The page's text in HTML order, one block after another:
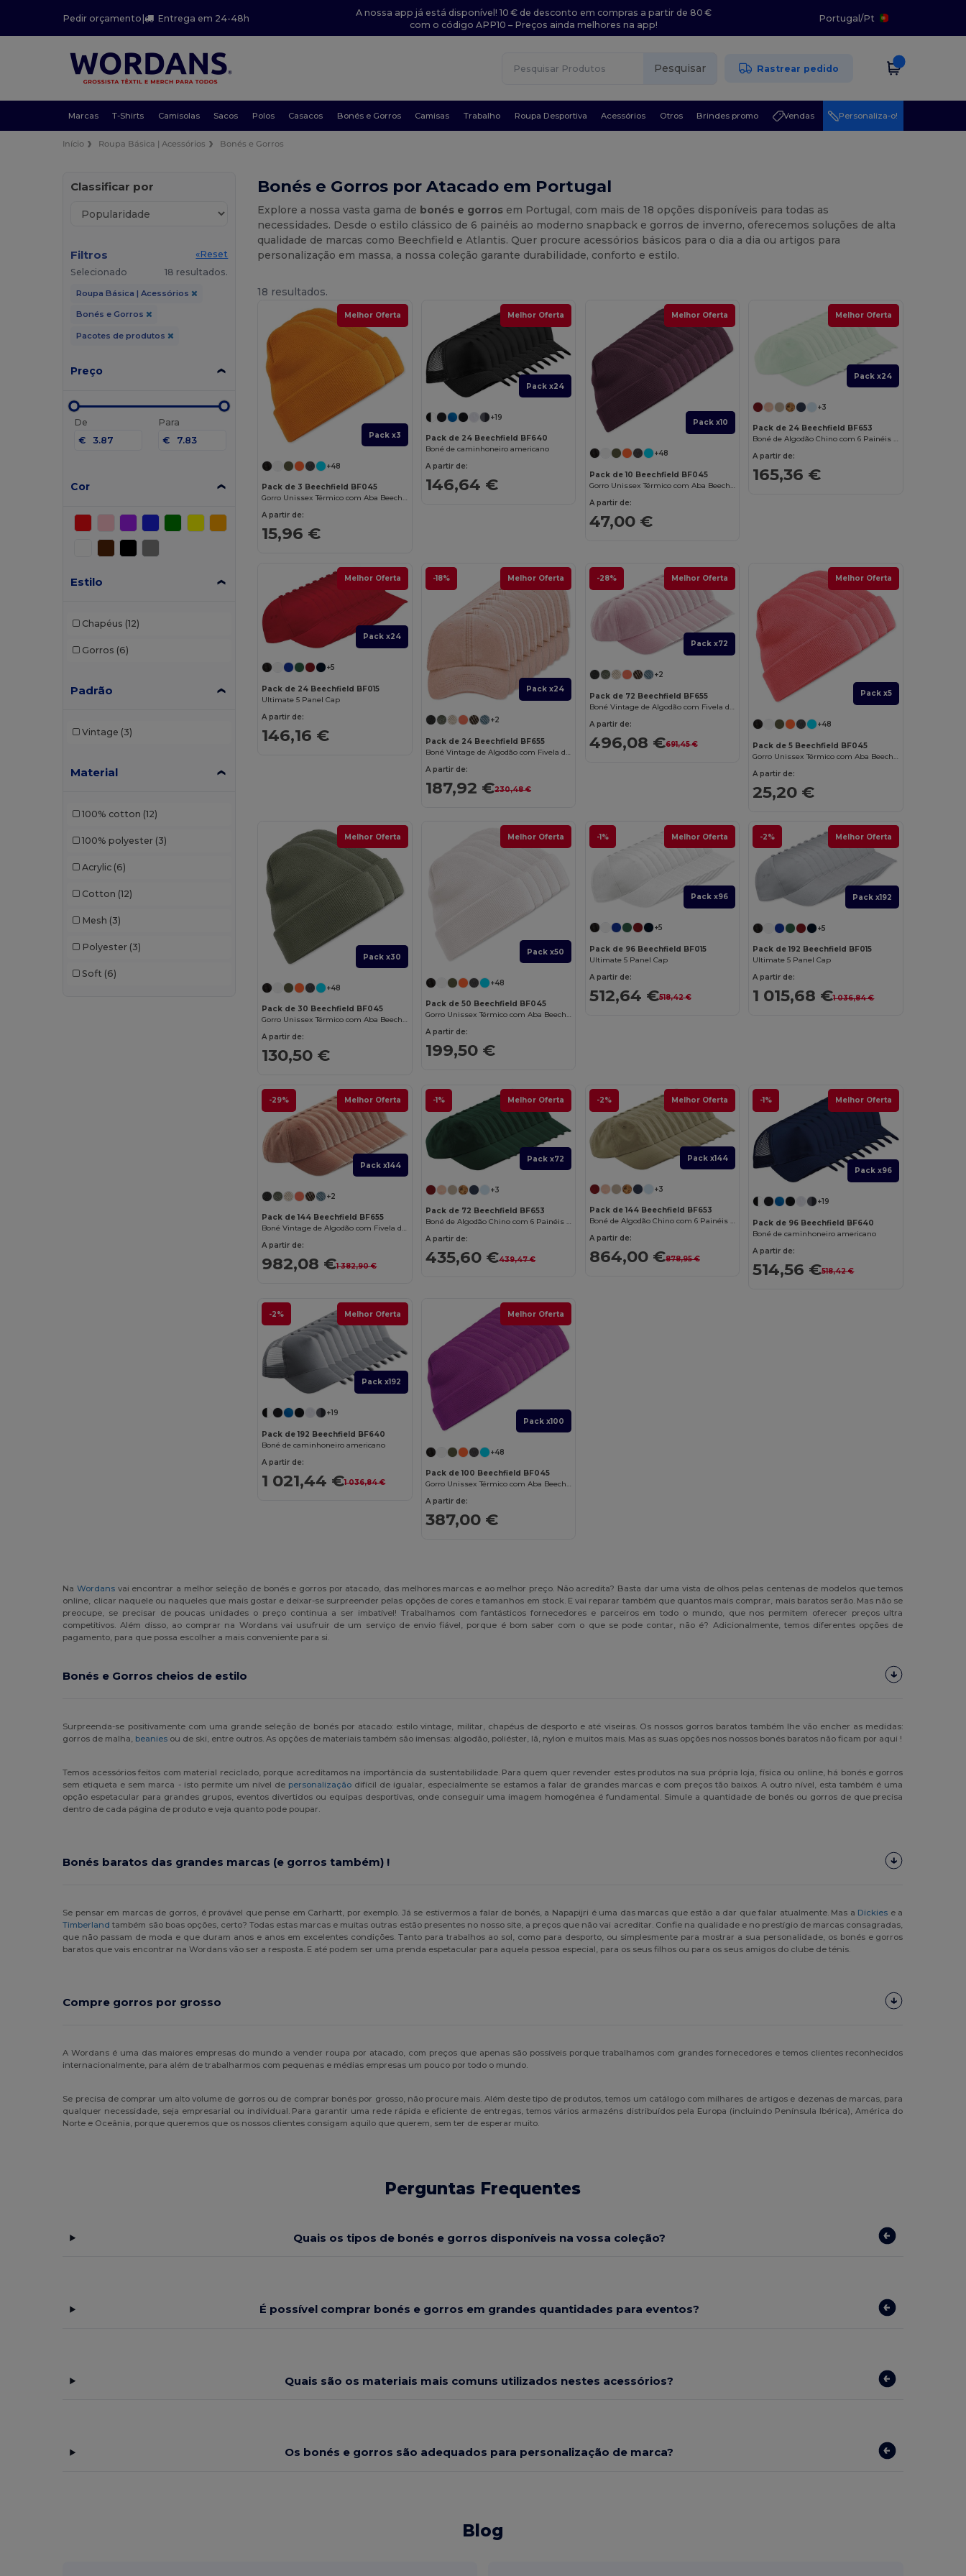
Pedir orçamento| Entrega em 24-48h
A nossa app já está disponível! 10 € de desconto em compras a partir de 80 €
com o código APP10 – Preços ainda melhores na app!
Portugal/Pt
Pesquisar Rastrear pedido
Marcas T-Shirts Camisolas Sacos Polos Casacos Bonés e Gorros Camisas Trabalho Roupa Desportiva Acessórios Otros Brindes promo Vendas Personaliza-o!
Início Roupa Básica | Acessórios Bonés e Gorros
Classificar por
Filtros
«Reset
Selecionado
18 resultados.
Roupa Básica | Acessórios
Bonés e Gorros
Pacotes de produtos
Preço
De
€
Para
€
Cor
Estilo
Chapéus (12)
Gorros (6)
Padrão
Vintage (3)
Material
100% cotton (12)
100% polyester (3)
Acrylic (6)
Cotton (12)
Mesh (3)
Polyester (3)
Soft (6)
Bonés e Gorros por Atacado em Portugal
Explore a nossa vasta gama de bonés e gorros em Portugal, com mais de 18 opções disponíveis para todas as
necessidades. Desde o estilo clássico de 6 painéis ao moderno snapback e gorros de inverno, oferecemos soluções de alta
qualidade de marcas como Beechfield e Atlantis. Quer procure acessórios básicos para o dia a dia ou artigos para
personalização em massa, a nossa coleção garante durabilidade, conforto e estilo.
18 resultados.
Melhor Oferta
Pack x3
+48
Pack de 3 Beechfield BF045
Gorro Unissex Térmico com Aba Beechfield
A partir de:
15,96 €
Melhor Oferta
Pack x24
+19
Pack de 24 Beechfield BF640
Boné de caminhoneiro americano
A partir de:
146,64 €
Melhor Oferta
Pack x10
+48
Pack de 10 Beechfield BF045
A partir de:
47,00 €
Melhor Oferta
Pack x24
+3
Pack de 24 Beechfield BF653
Boné de Algodão Chino com 6 Painéis e Ajuste Metálico
A partir de:
165,36 €
Melhor Oferta
Pack x24
+5
Pack de 24 Beechfield BF015
Ultimate 5 Panel Cap
A partir de:
146,16 €
-18% Melhor Oferta
Pack x24
+2
Pack de 24 Beechfield BF655
A partir de:
187,92 €230,48 €
-28% Melhor Oferta
Pack x72
+2
Pack de 72 Beechfield BF655
Boné Vintage de Algodão com Fivela de Latão
A partir de:
496,08 €691,45 €
Melhor Oferta
Pack x5
+48
Pack de 5 Beechfield BF045
Gorro Unissex Térmico com Aba Beechfield
A partir de:
25,20 €
Melhor Oferta
Pack x30
+48
Pack de 30 Beechfield BF045
Gorro Unissex Térmico com Aba Beechfield
A partir de:
130,50 €
Melhor Oferta
Pack x50
+48
Pack de 50 Beechfield BF045
Gorro Unissex Térmico com Aba Beechfield
A partir de:
199,50 €
-1% Melhor Oferta
Pack x96
+5
Pack de 96 Beechfield BF015
Ultimate 5 Panel Cap
A partir de:
512,64 €518,42 €
-2% Melhor Oferta
Pack x192
+5
Pack de 192 Beechfield BF015
Ultimate 5 Panel Cap
A partir de:
1 015,68 €1 036,84 €
-29% Melhor Oferta
Pack x144
+2
Pack de 144 Beechfield BF655
Boné Vintage de Algodão com Fivela de Latão
A partir de:
982,08 €1 382,90 €
-1% Melhor Oferta
Pack x72
+3
Pack de 72 Beechfield BF653
Boné de Algodão Chino com 6 Painéis e Ajuste Metálico
A partir de:
435,60 €439,47 €
-2% Melhor Oferta
Pack x144
+3
Pack de 144 Beechfield BF653
Boné de Algodão Chino com 6 Painéis e Ajuste Metálico
A partir de:
864,00 €878,95 €
-1% Melhor Oferta
Pack x96
+19
Pack de 96 Beechfield BF640
Boné de caminhoneiro americano
A partir de:
514,56 €518,42 €
-2% Melhor Oferta
Pack x192
+19
Pack de 192 Beechfield BF640
Boné de caminhoneiro americano
A partir de:
1 021,44 €1 036,84 €
Melhor Oferta
Pack x100
+48
Pack de 100 Beechfield BF045
Gorro Unissex Térmico com Aba Beechfield
A partir de:
387,00 €
NaWordans vai encontrar a melhor seleção de bonés e gorros por atacado, das melhores marcas e ao melhor preço. Não acredita? Basta dar uma vista de olhos pelas centenas de modelos que temos
online, clicar naquele ou naqueles que mais gostar e deixar-se surpreender pelas opções de cores e tamanhos em stock. E vai reparar também que quantos mais comprar, mais baratos serão. Mas não se
preocupe, se precisar de poucas unidades o preço continua a ser imbatível! Trabalhamos com fantásticos fornecedores e parceiros em todo o mundo, que nos permitem oferecer preços ultra
competitivos. Além disso, ao comprar na Wordans vai usufruir de um serviço de envio fiável, porque é bom saber com o que se pode contar, não é? Adicionalmente, temos diferentes opções de
pagamento, para que possa escolher a mais conveniente para si.
Bonés e Gorros cheios de estilo
Surpreenda-se positivamente com uma grande seleção de bonés por atacado: estilo vintage, militar, chapéus de desporto e até viseiras. Os nossos gorros baratos também lhe vão encher as medidas:
gorros de malha, beanies ou de ski, entre outros. As opções de materiais também são imensas: algodão, poliéster, lã, nylon e muitos mais. Mas as suas opções nos nossos bonés baratos não ficam por aqui !
Temos acessórios feitos com material reciclado, porque acreditamos na importância da sustentabilidade. Para quem quer revender estes produtos na sua própria loja, física ou online, há bonés e gorros
sem etiqueta e sem marca - isto permite um nível de personalizaçãodifícil de igualar, especialmente se estamos a falar de grandes marcas e com preços tão baixos. A outro nível, esta também é uma
opção espetacular para grandes grupos, eventos divertidos ou equipas desportivas, onde conseguir uma imagem homogénea é fundamental. Simule a quantidade de bonés ou gorros de que precisa
dentro de cada página de produto e veja quanto pode poupar.
Bonés baratos das grandes marcas (e gorros também) !
Se pensar em marcas de gorros, é provável que pense em Carhartt, por exemplo. Já se estivermos a falar de bonés, a Napapijri é uma das marcas que estão a dar que falar atualmente. Mas a Dickies e a
Timberland também são boas opções, certo? Todas estas marcas e muitas outras estão presentes no nosso site, a preços que não vai acreditar. Confie na qualidade e no prestígio de marcas consagradas,
que não passam de moda e que duram anos e anos em excelentes condições. Tanto para trabalhos ao sol, como para desporto, ou simplesmente para mostrar a sua personalidade, os bonés e gorros
baratos que vais encontrar na Wordans vão ser a resposta. E até podem ser uma prenda espetacular para aquela pessoa especial, para os seus filhos ou para os seus amigos do clube de ténis.
Compre gorros por grosso
A Wordans é uma das maiores empresas do mundo a vender roupa por atacado, com preços que apenas são possíveis porque trabalhamos com grandes fornecedores e temos clientes reconhecidos
internacionalmente, para além de trabalharmos com pequenas e médias empresas um pouco por todo o mundo.
Se precisa de comprar um alto volume de gorros ou de comprar bonés por grosso, não procure mais. Além deste tipo de produtos, temos um catálogo com milhares de artigos e dezenas de marcas, para
qualquer necessidade, seja empresarial ou individual. Para garantir uma rede rápida e eficiente de entregas, temos vários armazéns distribuídos pela Europa (incluindo Península Ibérica), América do
Norte e Oceânia, porque queremos que os nossos clientes consigam aquilo que querem, sem ter de esperar muito.
Perguntas Frequentes
Quais os tipos de bonés e gorros disponíveis na vossa coleção?
É possível comprar bonés e gorros em grandes quantidades para eventos?
Quais são os materiais mais comuns utilizados nestes acessórios?
Os bonés e gorros são adequados para personalização de marca?
Blog